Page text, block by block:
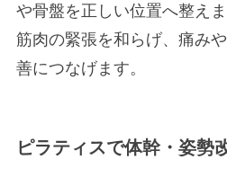
や骨盤を正しい位置へ整えま
筋肉の緊張を和らげ、痛み
善につなげます。
ピラティスで体幹・姿勢